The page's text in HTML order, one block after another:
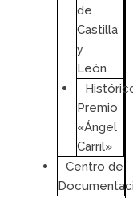
de
Castilla
y
León
Premio
«Ángel
Carril»
Centro de